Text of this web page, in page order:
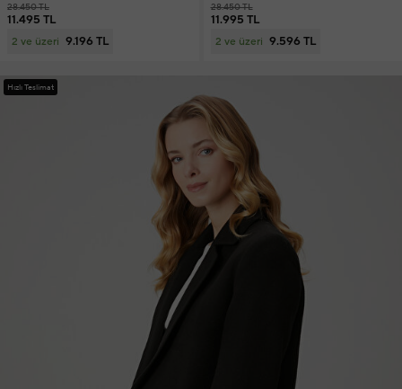
28.450 TL
11.495 TL
2 ve üzeri 9.196 TL
28.450 TL
11.995 TL
2 ve üzeri 9.596 TL
Hızlı Teslimat